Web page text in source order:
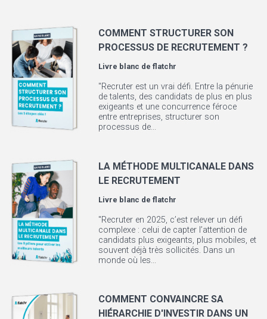
COMMENT STRUCTURER SON
PROCESSUS DE RECRUTEMENT ?
Livre blanc deflatchr
"Recruter est un vrai défi. Entre la pénurie
de talents, des candidats de plus en plus
exigeants et une concurrence féroce
entre entreprises, structurer son
processus de...
LA MÉTHODE MULTICANALE DANS
LE RECRUTEMENT
Livre blanc deflatchr
"Recruter en 2025, c’est relever un défi
complexe : celui de capter l’attention de
candidats plus exigeants, plus mobiles, et
souvent déjà très sollicités. Dans un
monde où les...
COMMENT CONVAINCRE SA
HIÉRARCHIE D'INVESTIR DANS UN